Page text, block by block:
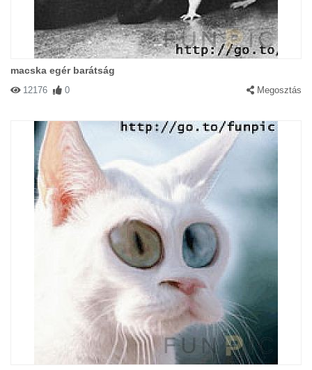
macska egér barátság
12176 0 Megosztás